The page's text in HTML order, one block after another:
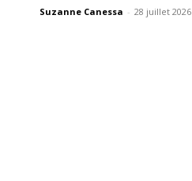
Suzanne Canessa - 28 juillet 2026